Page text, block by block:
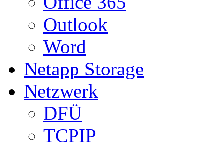
Outlook
Word
Netapp Storage
Netzwerk
DFÜ
TCPIP